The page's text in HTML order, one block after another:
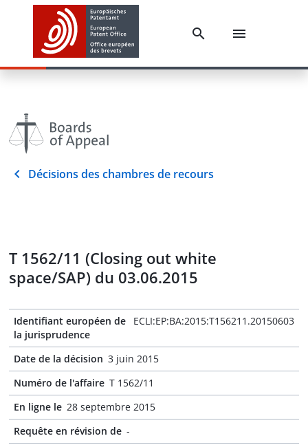
Décisions des chambres de recours
T 1562/11 (Closing out white
space/SAP) du 03.06.2015
Identifiant européen de
la jurisprudence
ECLI:EP:BA:2015:T156211.20150603
Date de la décision 3 juin 2015
Numéro de l'affaire T 1562/11
En ligne le 28 septembre 2015
Requête en révision de -